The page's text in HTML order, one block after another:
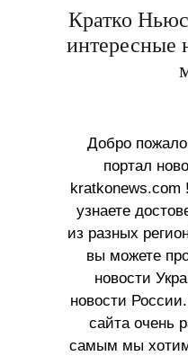
Кратко
интересные
Добро
портал
узнаете
из разных
вы можете
новости
новости
сайта очень
самым мы хотим